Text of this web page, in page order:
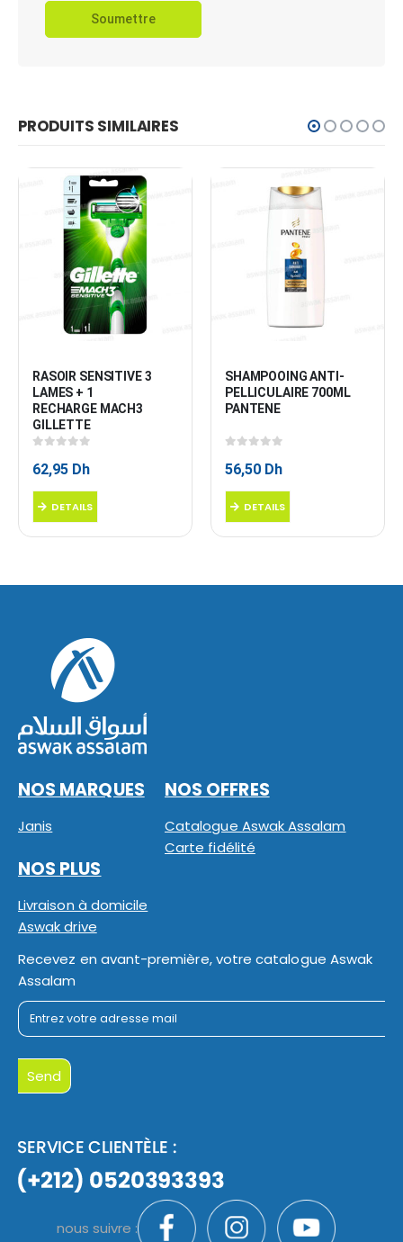
PRODUITS SIMILAIRES
RASOIR SENSITIVE 3
LAMES + 1
RECHARGE MACH3
GILLETTE
62,95 Dh
DETAILS
SHAMPOOING ANTI-
PELLICULAIRE 700ML
PANTENE
56,50 Dh
DETAILS
NOS MARQUES
Janis
NOS OFFRES
Catalogue Aswak Assalam
Carte fidélité
NOS PLUS
Livraison à domicile
Aswak drive
Recevez en avant-première, votre catalogue Aswak
Assalam
nous suivre :